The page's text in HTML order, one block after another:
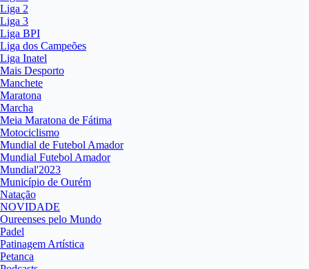
Liga 2
Liga 3
Liga BPI
Liga dos Campeões
Liga Inatel
Mais Desporto
Manchete
Maratona
Marcha
Meia Maratona de Fátima
Motociclismo
Mundial de Futebol Amador
Mundial Futebol Amador
Mundial'2023
Município de Ourém
Natação
NOVIDADE
Oureenses pelo Mundo
Padel
Patinagem Artística
Petanca